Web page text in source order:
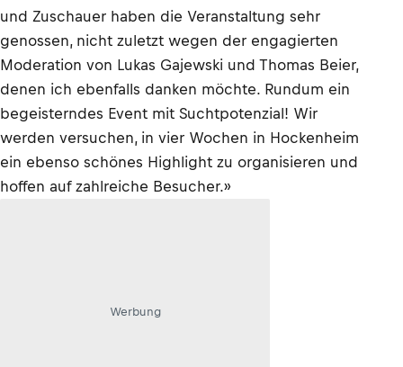
und Zuschauer haben die Veranstaltung sehr
genossen, nicht zuletzt wegen der engagierten
Moderation von Lukas Gajewski und Thomas Beier,
denen ich ebenfalls danken möchte. Rundum ein
begeisterndes Event mit Suchtpotenzial! Wir
werden versuchen, in vier Wochen in Hockenheim
ein ebenso schönes Highlight zu organisieren und
hoffen auf zahlreiche Besucher.»
Werbung